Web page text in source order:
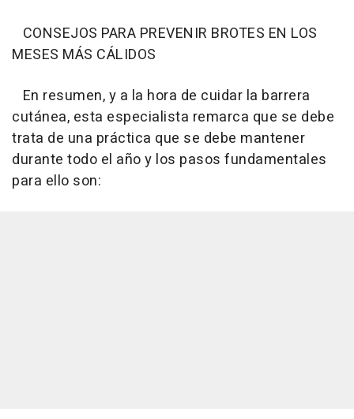
CONSEJOS PARA PREVENIR BROTES EN LOS
MESES MÁS CÁLIDOS
En resumen, y a la hora de cuidar la barrera
cutánea, esta especialista remarca que se debe
trata de una práctica que se debe mantener
durante todo el año y los pasos fundamentales
para ello son: